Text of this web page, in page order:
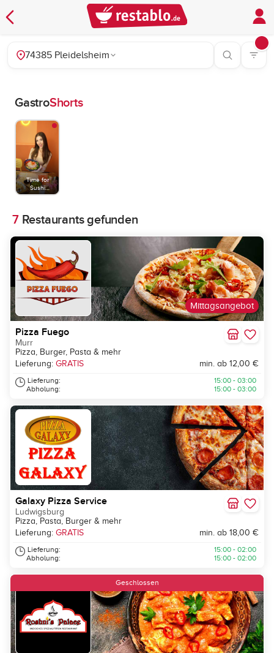
74385 Pleidelsheim
GastroShorts
Time for
Sushi
Stuttgart
7Restaurants gefunden
Mittagsangebot
Pizza Fuego
Murr
Pizza, Burger, Pasta & mehr
Lieferung: GRATIS min. ab 12,00 €
Lieferung:
Abholung:
15:00 - 03:00
15:00 - 03:00
Galaxy Pizza Service
Ludwigsburg
Pizza, Pasta, Burger & mehr
Lieferung: GRATIS min. ab 18,00 €
Lieferung:
Abholung:
15:00 - 02:00
15:00 - 02:00
Geschlossen